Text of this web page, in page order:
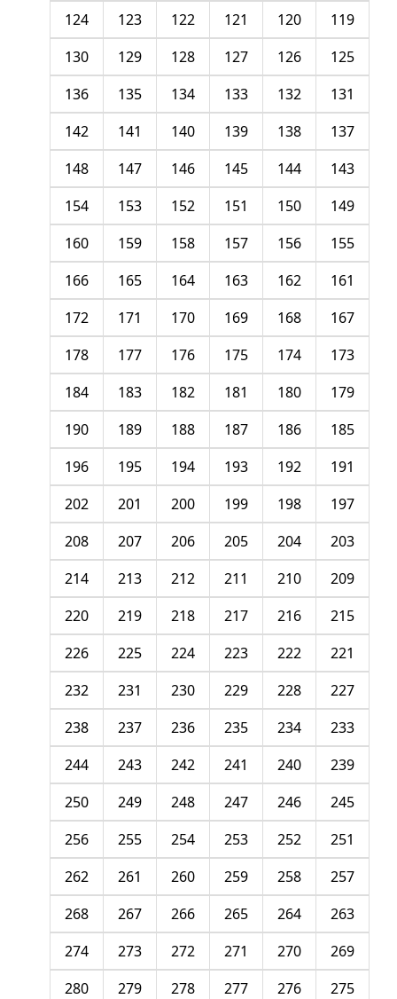
119
120
121
122
123
124
125
126
127
128
129
130
131
132
133
134
135
136
137
138
139
140
141
142
143
144
145
146
147
148
149
150
151
152
153
154
155
156
157
158
159
160
161
162
163
164
165
166
167
168
169
170
171
172
173
174
175
176
177
178
179
180
181
182
183
184
185
186
187
188
189
190
191
192
193
194
195
196
197
198
199
200
201
202
203
204
205
206
207
208
209
210
211
212
213
214
215
216
217
218
219
220
221
222
223
224
225
226
227
228
229
230
231
232
233
234
235
236
237
238
239
240
241
242
243
244
245
246
247
248
249
250
251
252
253
254
255
256
257
258
259
260
261
262
263
264
265
266
267
268
269
270
271
272
273
274
275
276
277
278
279
280